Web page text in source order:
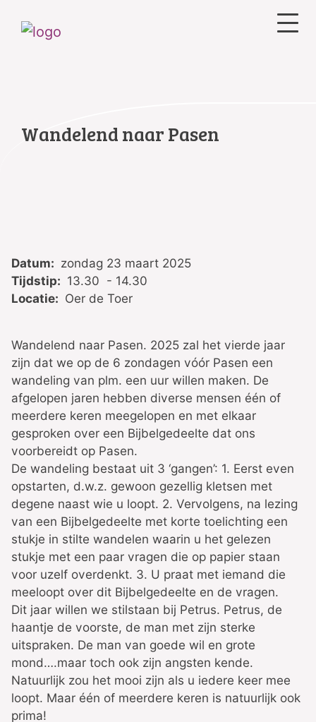
Wandelend naar Pasen
Datum: zondag 23 maart 2025
Tijdstip: 13.30 - 14.30
Locatie: Oer de Toer
Wandelend naar Pasen. 2025 zal het vierde jaar
zijn dat we op de 6 zondagen vóór Pasen een
wandeling van plm. een uur willen maken. De
afgelopen jaren hebben diverse mensen één of
meerdere keren meegelopen en met elkaar
gesproken over een Bijbelgedeelte dat ons
voorbereidt op Pasen.
De wandeling bestaat uit 3 ‘gangen’: 1. Eerst even
opstarten, d.w.z. gewoon gezellig kletsen met
degene naast wie u loopt. 2. Vervolgens, na lezing
van een Bijbelgedeelte met korte toelichting een
stukje in stilte wandelen waarin u het gelezen
stukje met een paar vragen die op papier staan
voor uzelf overdenkt. 3. U praat met iemand die
meeloopt over dit Bijbelgedeelte en de vragen.
Dit jaar willen we stilstaan bij Petrus. Petrus, de
haantje de voorste, de man met zijn sterke
uitspraken. De man van goede wil en grote
mond….maar toch ook zijn angsten kende.
Natuurlijk zou het mooi zijn als u iedere keer mee
loopt. Maar één of meerdere keren is natuurlijk ook
prima!